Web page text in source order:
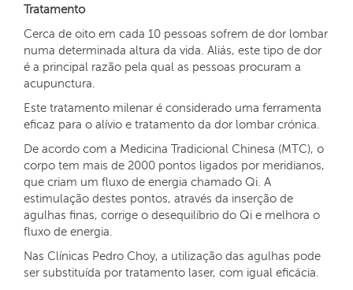
Tratamento
Cerca de oito em cada 10 pessoas sofrem de dor lombar
numa determinada altura da vida. Aliás, este tipo de dor
é a principal razão pela qual as pessoas procuram a
acupunctura.
Este tratamento milenar é considerado uma ferramenta
eficaz para o alívio e tratamento da dor lombar crónica.
De acordo com a Medicina Tradicional Chinesa (MTC), o
corpo tem mais de 2000 pontos ligados por meridianos,
que criam um fluxo de energia chamado Qi. A
estimulação destes pontos, através da inserção de
agulhas finas, corrige o desequilíbrio do Qi e melhora o
fluxo de energia.
Nas Clínicas Pedro Choy, a utilização das agulhas pode
ser substituída por tratamento laser, com igual eficácia.